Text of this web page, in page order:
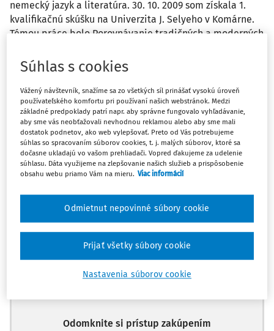
nemecký jazyk a literatúra. 30. 10. 2009 som získala 1.
kvalifikačnú skúšku na Univerzita J. Selyeho v Komárne.
Témou práce bolo Porovnávanie tradičných a moderných
v nemeckom jazyku. 0d roku 2003 do roku 2012 som
pracovala ako učiteľka na strednej škole. Od roku 2012
pracujem ako učiteľka na základnej škole. Môj pracovný
uväzok je 25 hodín. Vyučujem 11 hodín slovenského
jazyka a 14 hodín nemeckého jazyka.
Odpoveď
Máte predplatné? Prihláste sa
predplatiteľov Ropo a obce VIP.
Odomknite si prístup zakúpením
Súhlas s cookies
Vážený návštevník, snažíme sa zo všetkých síl prinášať vysokú úroveň
používateľského komfortu pri používaní našich webstránok. Medzi
základné predpoklady patrí napr. aby správne fungovalo vyhľadávanie,
aby sme vás neobťažovali nevhodnou reklamou alebo aby sme mali
dostatok podnetov, ako web vylepšovať. Preto od Vás potrebujeme
súhlas so spracovaním súborov cookies, t. j. malých súborov, ktoré sa
dočasne ukladajú vo vašom prehliadači. Vopred ďakujeme za udelenie
súhlasu. Dáta využijeme na zlepšovanie našich služieb a prispôsobenie
obsahu webu priamo Vám na mieru. Viac informácií
Nastavenia súborov cookie
Odmietnut nepovinné súbory cookie
Prijať všetky súbory cookie